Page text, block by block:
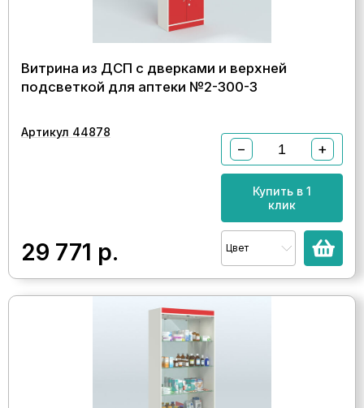
Витрина из ДСП с дверками и верхней
подсветкой для аптеки №2-300-3
Артикул 44878
29 771 р.
− +
Купить в 1
клик
Цвет